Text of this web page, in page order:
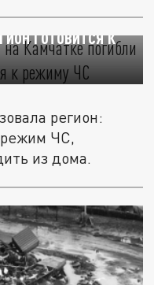
на Камчатке
готовится к
регион:
режим ЧС,
из дома.